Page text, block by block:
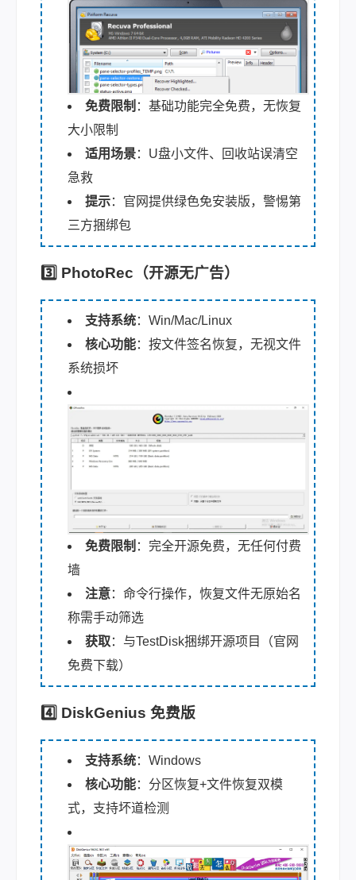
免费限制 ：基础功能完全免费，无恢复
大小限制
适用场景：U盘小文件、回收站误清空
急救
提示：官网提供绿色免安装版，警惕第
三方捆绑包
3️⃣ PhotoRec（开源无广告）
支持系统：Win/Mac/Linux
核心功能：按文件签名恢复，无视文件
系统损坏
免费限制 ：完全开源免费，无任何付费
墙
注意：命令行操作，恢复文件无原始名
称需手动筛选
获取：与TestDisk捆绑开源项目（官网
免费下载）
4️⃣ DiskGenius 免费版
支持系统：Windows
核心功能：分区恢复+文件恢复双模
式，支持坏道检测